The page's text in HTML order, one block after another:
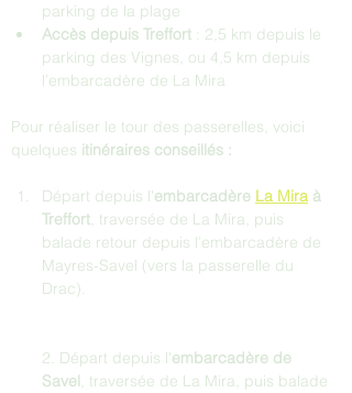
parking de la plage
Accès depuis Treffort : 2,5 km depuis le
parking des Vignes, ou 4,5 km depuis
l’embarcadère de La Mira
Pour réaliser le tour des passerelles, voici
quelques itinéraires conseillés :
Départ depuis l'embarcadère La Mira à
Treffort, traversée de La Mira, puis
balade retour depuis l’embarcadère de
Mayres-Savel (vers la passerelle du
Drac).
2. Départ depuis l'embarcadère de
Savel, traversée de La Mira, puis balade